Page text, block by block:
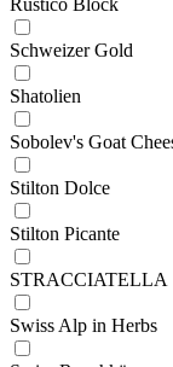
Schweizer Gold
Shatolien
Sobolev's Goat
Stilton Dolce
Stilton Picante
STRACCIATELLA
Swiss Alp in Herbs